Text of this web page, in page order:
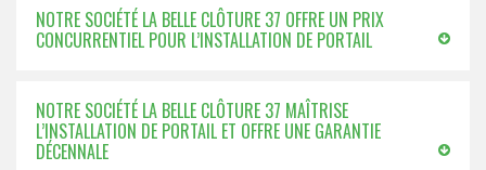
NOTRE SOCIÉTÉ LA BELLE CLÔTURE 37 OFFRE UN PRIX
CONCURRENTIEL POUR L’INSTALLATION DE PORTAIL
NOTRE SOCIÉTÉ LA BELLE CLÔTURE 37 MAÎTRISE
L’INSTALLATION DE PORTAIL ET OFFRE UNE GARANTIE
DÉCENNALE